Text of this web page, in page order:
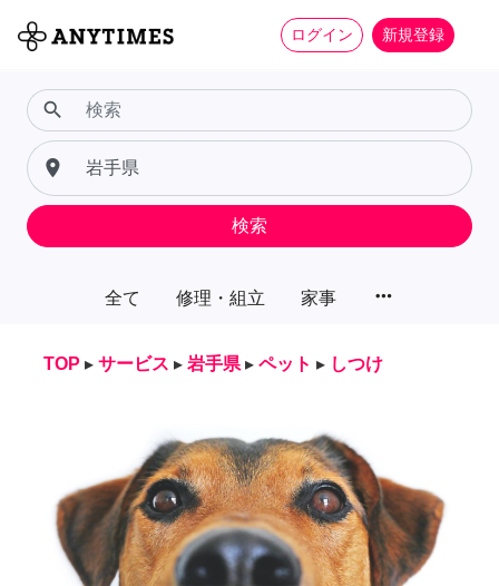
ログイン 新規登録
全て 修理・組立 家事 more_horiz
search
place
検索
TOP ▸ サービス ▸ 岩手県 ▸ ペット ▸ しつけ